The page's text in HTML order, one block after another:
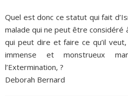
Quel est donc ce statut qui fait
malade qui ne peut être considéré
qui peut dire et faire ce qu’il
immense et monstrueux
l’Extermination, ?
Deborah Bernard